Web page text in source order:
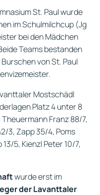
St. Paul wurde
im Schulmilchcup (Jg
bei den Mädchen
Teams bestanden
von St. Paul
Mostschädl
Platz 4 unter 8
Franz 88/7,
3, Zapp 35/4, Poms
5, Kienzl Peter 10/7,
wurde erst im
der Lavanttaler